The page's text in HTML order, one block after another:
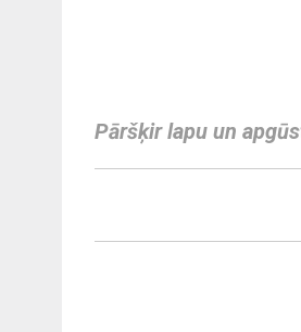
Pāršķir lapu un